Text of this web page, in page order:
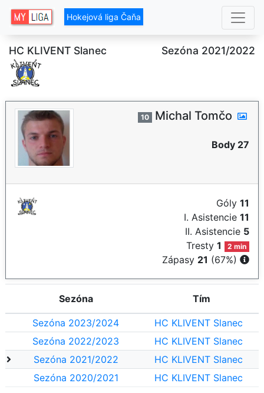
Hokejová liga Čaňa
HC KLIVENT Slanec Sezóna 2021/2022
10 Michal Tomčo
Body 27
Góly 11
I. Asistencie 11
II. Asistencie 5
Tresty1 2 min
Zápasy 21 (67%)
Sezóna Tím
Sezóna 2023/2024
HC KLIVENT Slanec
Sezóna 2022/2023
HC KLIVENT Slanec
Sezóna 2021/2022
HC KLIVENT Slanec
Sezóna 2020/2021
HC KLIVENT Slanec